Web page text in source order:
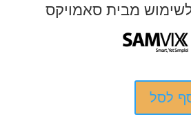
מבית סאמויקס
לסל